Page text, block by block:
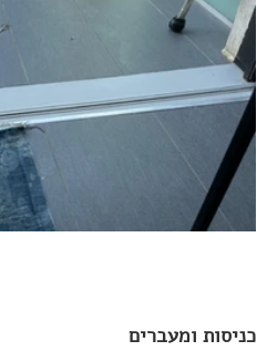
כניסות ומעברים